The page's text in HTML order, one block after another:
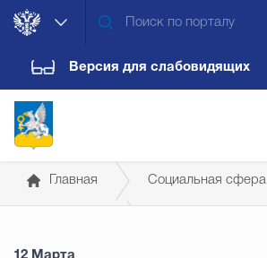
Версия для слабовидящих
Главная Социальная сфера
12 Марта